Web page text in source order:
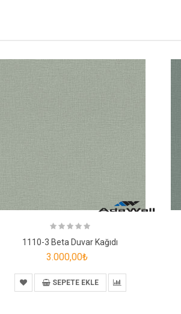
1110-3 Beta Duvar Kağıdı
3.000,00₺
SEPETE EKLE